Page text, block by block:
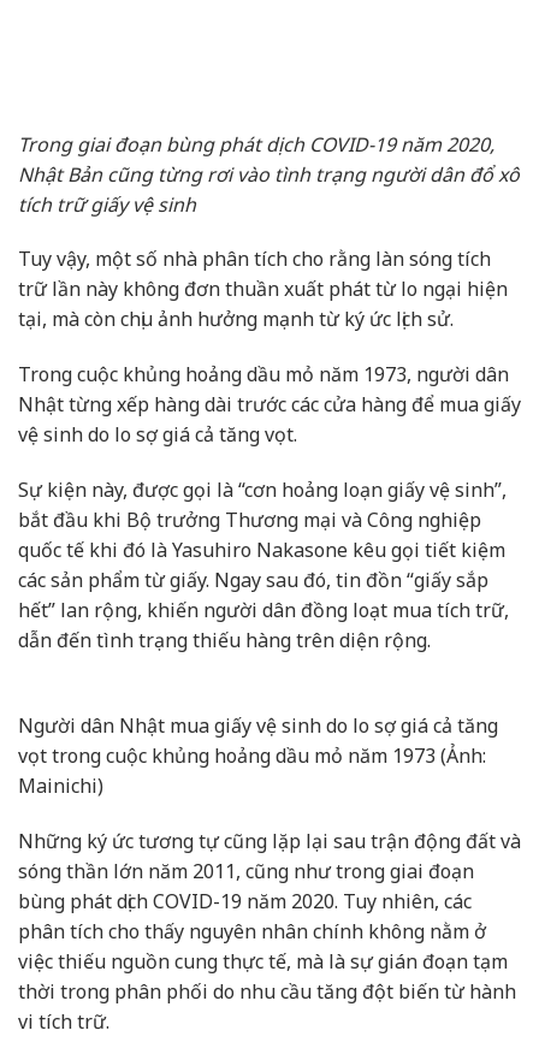
Trong giai đoạn bùng phát dịch COVID-19 năm 2020,
Nhật Bản cũng từng rơi vào tình trạng người dân đổ xô
tích trữ giấy vệ sinh
Tuy vậy, một số nhà phân tích cho rằng làn sóng tích
trữ lần này không đơn thuần xuất phát từ lo ngại hiện
tại, mà còn chịu ảnh hưởng mạnh từ ký ức lịch sử.
Trong cuộc khủng hoảng dầu mỏ năm 1973, người dân
Nhật từng xếp hàng dài trước các cửa hàng để mua giấy
vệ sinh do lo sợ giá cả tăng vọt.
Sự kiện này, được gọi là “cơn hoảng loạn giấy vệ sinh”,
bắt đầu khi Bộ trưởng Thương mại và Công nghiệp
quốc tế khi đó là Yasuhiro Nakasone kêu gọi tiết kiệm
các sản phẩm từ giấy. Ngay sau đó, tin đồn “giấy sắp
hết” lan rộng, khiến người dân đồng loạt mua tích trữ,
dẫn đến tình trạng thiếu hàng trên diện rộng.
Người dân Nhật mua giấy vệ sinh do lo sợ giá cả tăng
vọt trong cuộc khủng hoảng dầu mỏ năm 1973 (Ảnh:
Mainichi)
Những ký ức tương tự cũng lặp lại sau trận động đất và
sóng thần lớn năm 2011, cũng như trong giai đoạn
bùng phát dịch COVID-19 năm 2020. Tuy nhiên, các
phân tích cho thấy nguyên nhân chính không nằm ở
việc thiếu nguồn cung thực tế, mà là sự gián đoạn tạm
thời trong phân phối do nhu cầu tăng đột biến từ hành
vi tích trữ.